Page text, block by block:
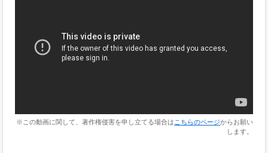
※この動画に関して、著作権侵害を申し立てる場合は こちらのページからお願い
します。